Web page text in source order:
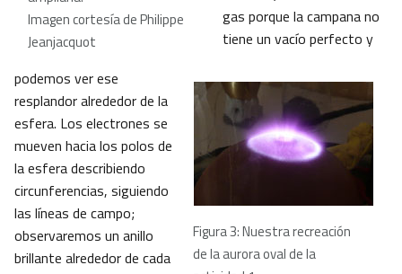
Imagen cortesía de Philippe
Jeanjacquot
Figura 3: Nuestra recreación
de la aurora oval de la
gas porque la campana no
tiene un vacío perfecto y
podemos ver ese
resplandor alrededor de la
esfera. Los electrones se
mueven hacia los polos de
la esfera describiendo
circunferencias, siguiendo
las líneas de campo;
observaremos un anillo
brillante alrededor de cada